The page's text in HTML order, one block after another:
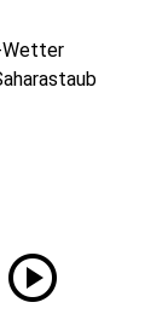
Wetter
play_circle